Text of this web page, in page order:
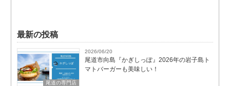
最新の投稿
尾道の専門店
2026/06/20
尾道市向島『かぎしっぽ』2026年の岩子島ト
マトバーガーも美味しい！